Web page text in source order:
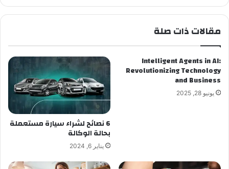
مقالات ذات صلة
Intelligent Agents in AI:
Revolutionizing Technology
and Business
يونيو 28, 2025
6 نصائح لشراء سيارة مستعملة
بحالة الوكالة
يناير 6, 2024